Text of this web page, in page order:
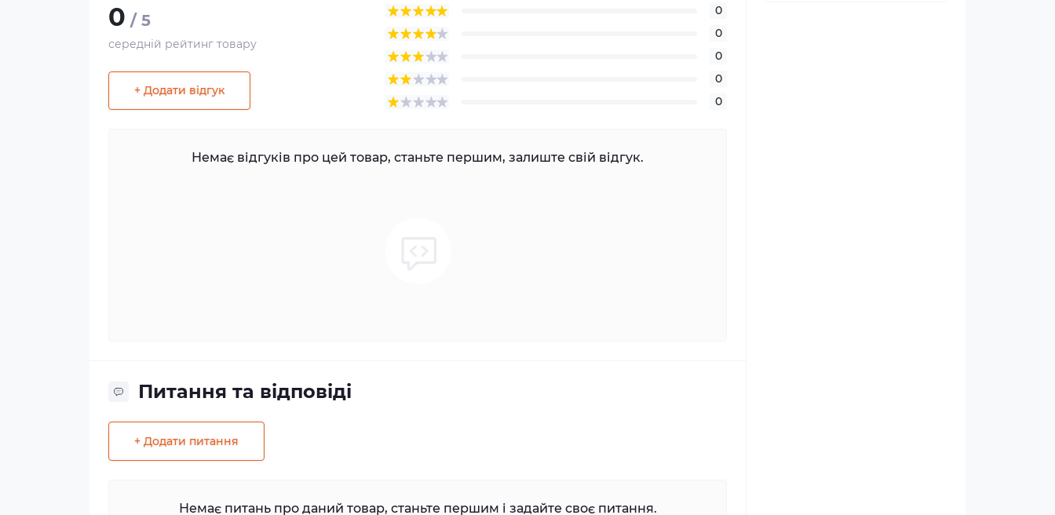
0 / 5
середній рейтинг товару
+ Додати відгук
0
0
0
0
0
Немає відгуків про цей товар, станьте першим, залиште свій відгук.
Питання та відповіді
+ Додати питання
Немає питань про даний товар, станьте першим і задайте своє питання.